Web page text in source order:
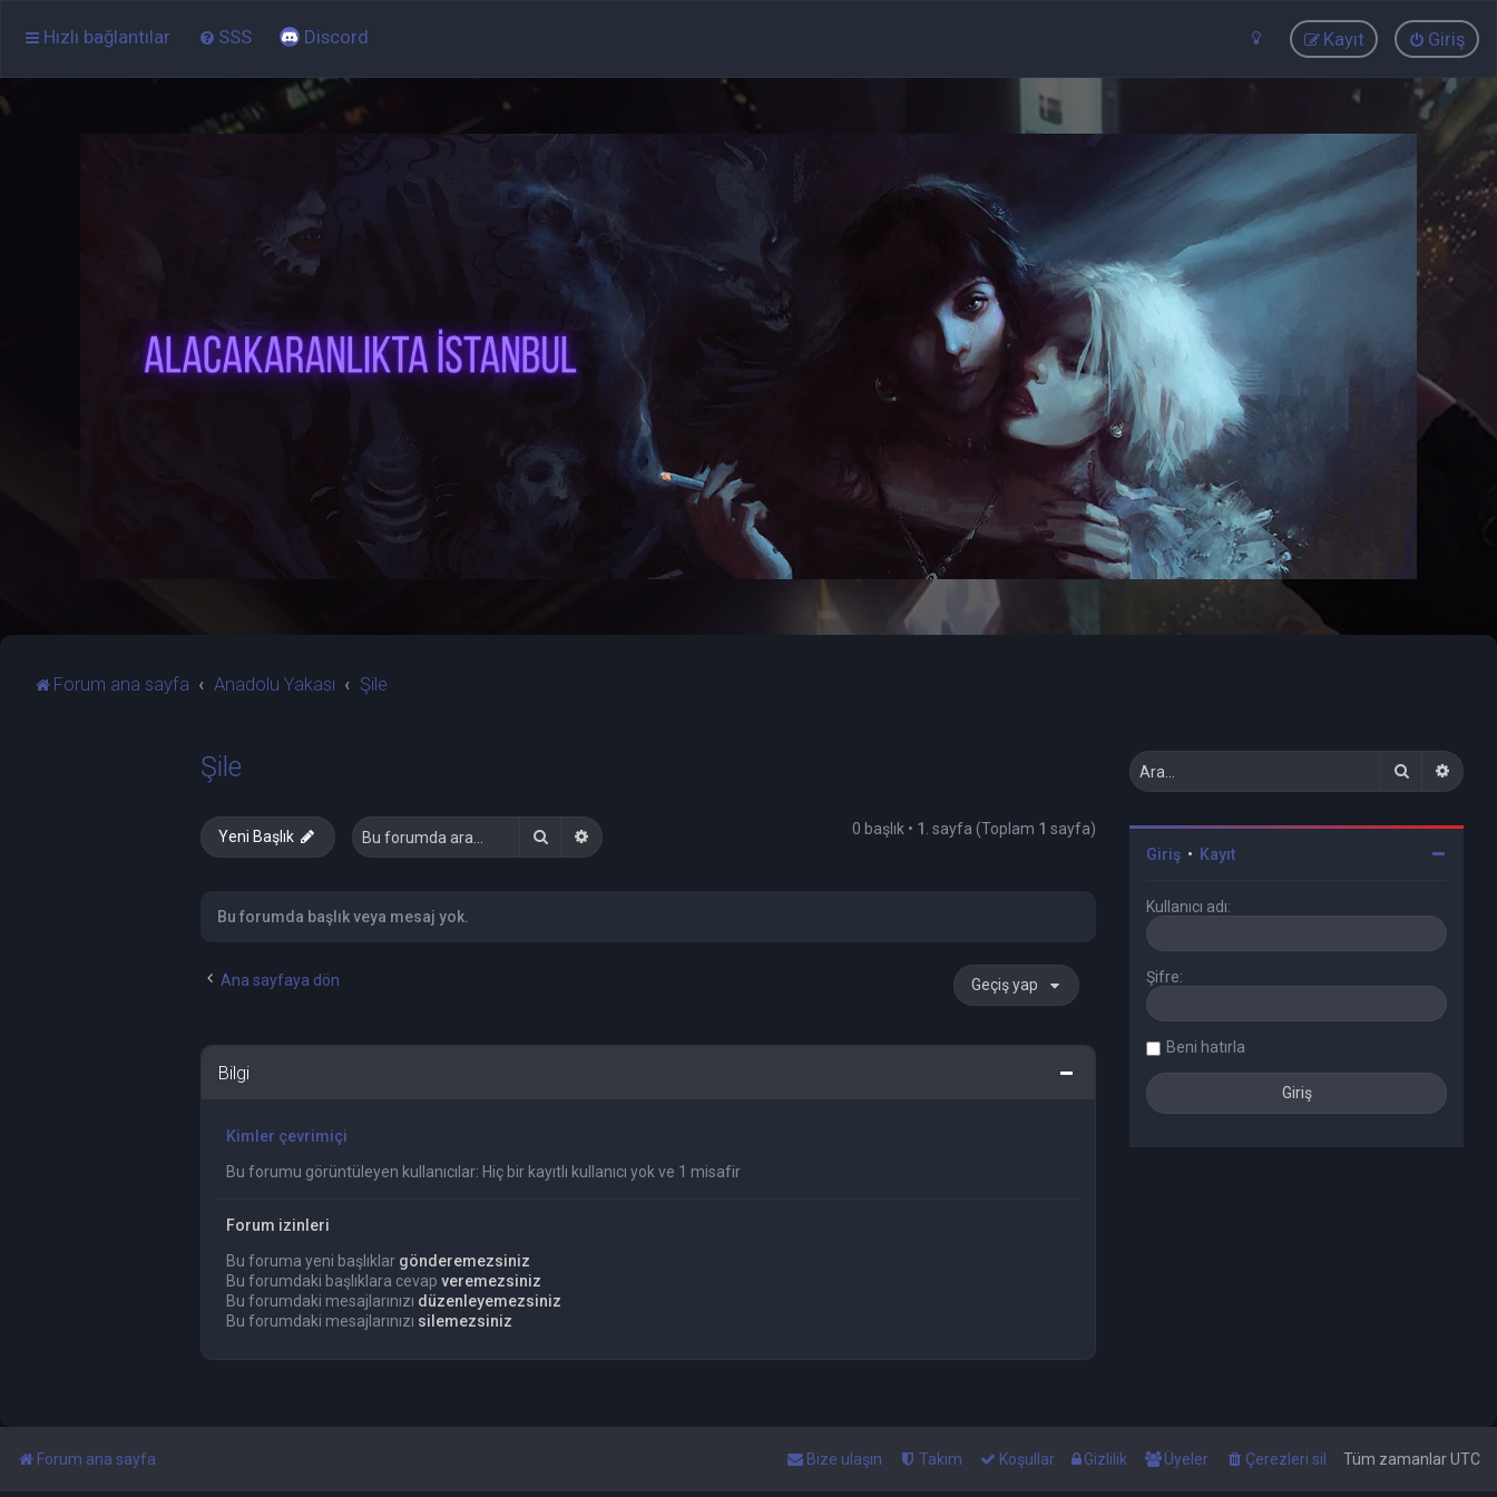
Hızlı bağlantılar SSS Discord Giriş
Kayıt
Forum ana sayfa Anadolu Yakası Şile
Şile
Yeni Başlık Gelişmiş arama 0 başlık • 1 . sayfa (Toplam 1 sayfa)
Bu forumda başlık veya mesaj yok.
Ana sayfaya dön Geçiş yap
Bilgi
Kimler çevrimiçi
Bu forumu görüntüleyen kullanıcılar: Hiç bir kayıtlı kullanıcı yok ve 1 misafir
Forum izinleri
Bu foruma yeni başlıklar gönderemezsiniz
Bu forumdaki başlıklara cevap veremezsiniz
Bu forumdaki mesajlarınızı düzenleyemezsiniz
Bu forumdaki mesajlarınızı silemezsiniz
Giriş • Kayıt
Kullanıcı adı:
Şifre:
Beni hatırla
Forum ana sayfa Tüm zamanlarUTC
Çerezleri sil
Üyeler
Gizlilik
Koşullar
Takım
Bize ulaşın